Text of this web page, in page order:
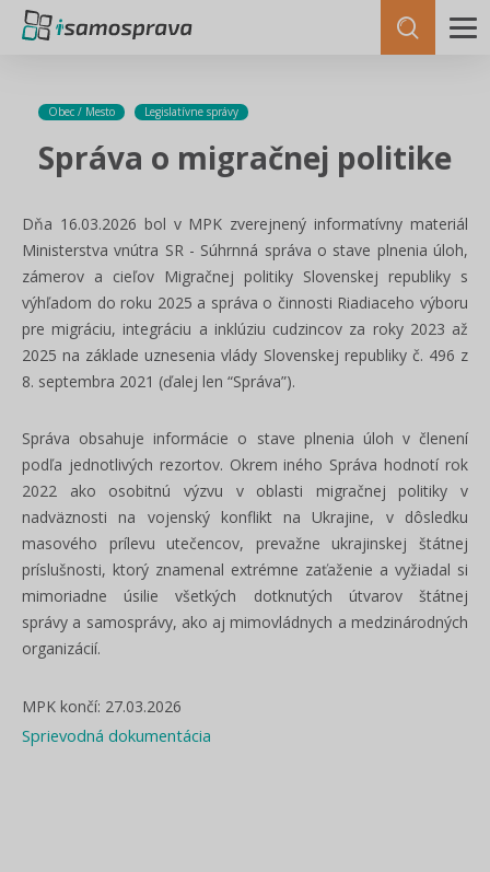
Obec / Mesto Legislatívne správy
Správa o migračnej politike
Dňa 16.03.2026 bol v MPK zverejnený informatívny materiál
Ministerstva vnútra SR - Súhrnná správa o stave plnenia úloh,
zámerov a cieľov Migračnej politiky Slovenskej republiky s
výhľadom do roku 2025 a správa o činnosti Riadiaceho výboru
pre migráciu, integráciu a inklúziu cudzincov za roky 2023 až
2025 na základe uznesenia vlády Slovenskej republiky č. 496 z
8. septembra 2021 (ďalej len “Správa”).
Správa obsahuje informácie o stave plnenia úloh v členení
podľa jednotlivých rezortov. Okrem iného Správa hodnotí rok
2022 ako osobitnú výzvu v oblasti migračnej politiky v
nadväznosti na vojenský konflikt na Ukrajine, v dôsledku
masového prílevu utečencov, prevažne ukrajinskej štátnej
príslušnosti, ktorý znamenal extrémne zaťaženie a vyžiadal si
mimoriadne úsilie všetkých dotknutých útvarov štátnej
správy a samosprávy, ako aj mimovládnych a medzinárodných
organizácií.
MPK končí: 27.03.2026
Sprievodná dokumentácia